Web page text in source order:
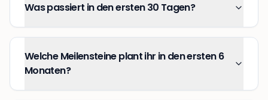
Was passiert in den ersten 30 Tagen?
Welche Meilensteine plant ihr in den ersten 6
Monaten?